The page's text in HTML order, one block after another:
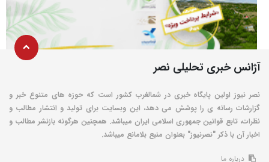
آژانس خبری تحلیلی نصر
نصر نیوز اولین پایگاه خبری در شمالغرب کشور است که حوزه های متنوع خبر و
گزارشات رسانه ی را پوشش می دهد، این وبسایت برای تولید و انتشار مطالب و
نظرات، تابع قوانین جمهوری اسلامی ایران میباشد. همچنین هرگونه بازنشر مطالب و
اخبار آن با ذکر "نصرنیوز" بعنوان منبع بلامانع میباشد.
درباره ما